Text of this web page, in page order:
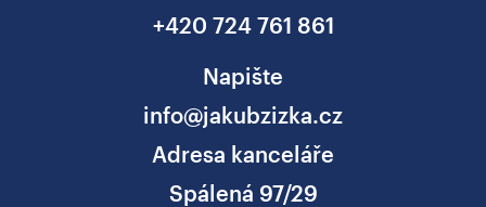
+420 724 761 861
Napište
info@jakubzizka.cz
Adresa kanceláře
Spálená 97/29